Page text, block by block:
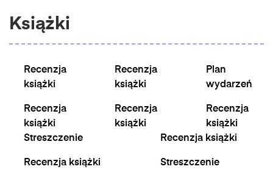
Książki
Recenzja
książki
Recenzja
książki
Recenzja
książki
Recenzja
książki
Plan
wydarzeń
Recenzja
książki
Streszczenie
Recenzja książki
Recenzja książki
Streszczenie